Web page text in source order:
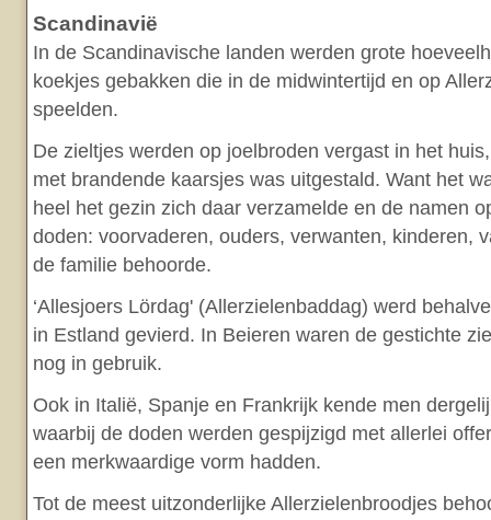
Scandinavië
In de Scandinavische landen werden grote
koekjes gebakken die in de midwintertijd en op
speelden.
De zieltjes werden op joelbroden vergast in het
met brandende kaarsjes was uitgestald. Want het
heel het gezin zich daar verzamelde en de namen
doden: voorvaderen, ouders, verwanten, kinderen,
de familie behoorde.
‘Allesjoers Lördag' (Allerzielenbaddag) werd
in Estland gevierd. In Beieren waren de gestichte
nog in gebruik.
Ook in Italië, Spanje en Frankrijk kende men
waarbij de doden werden gespijzigd met allerlei
een merkwaardige vorm hadden.
Tot de meest uitzonderlijke Allerzielenbroodjes